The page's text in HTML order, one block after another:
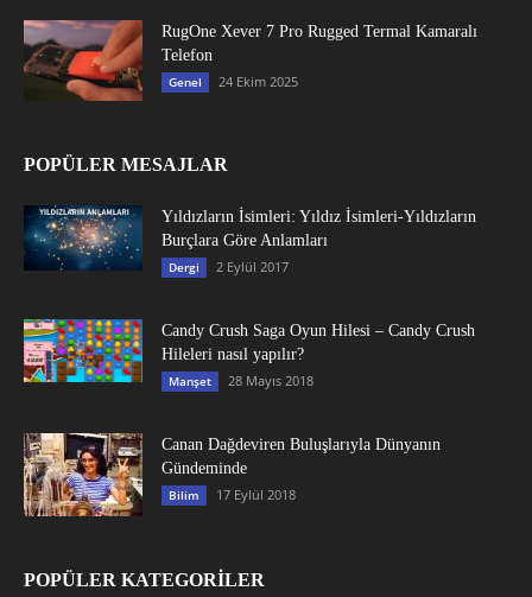
RugOne Xever 7 Pro Rugged Termal Kamaralı
Telefon
Genel 24 Ekim 2025
POPÜLER MESAJLAR
Yıldızların İsimleri: Yıldız İsimleri-Yıldızların
Burçlara Göre Anlamları
Dergi 2 Eylül 2017
Candy Crush Saga Oyun Hilesi – Candy Crush
Hileleri nasıl yapılır?
Manşet 28 Mayıs 2018
Canan Dağdeviren Buluşlarıyla Dünyanın
Gündeminde
Bilim 17 Eylül 2018
POPÜLER KATEGORİLER